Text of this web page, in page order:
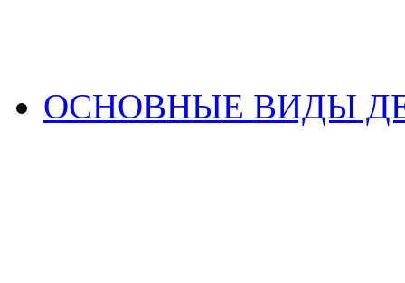
ОСНОВНЫЕ ВИДЫ